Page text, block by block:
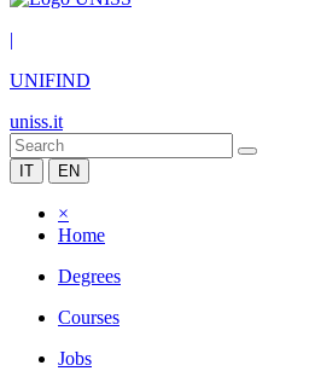
|
UNIFIND
uniss.it
IT EN
×
Home
Degrees
Courses
Jobs